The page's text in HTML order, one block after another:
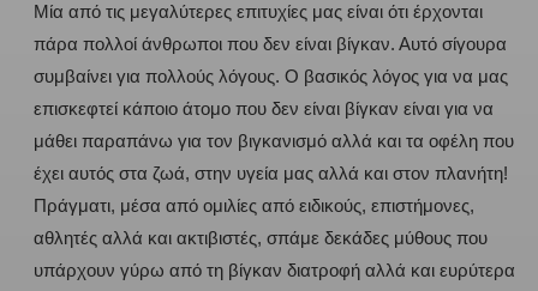
Μία από τις μεγαλύτερες επιτυχίες μας είναι ότι έρχονται
πάρα πολλοί άνθρωποι που δεν είναι βίγκαν. Αυτό σίγουρα
συμβαίνει για πολλούς λόγους. Ο βασικός λόγος για να μας
επισκεφτεί κάποιο άτομο που δεν είναι βίγκαν είναι για να
μάθει παραπάνω για τον βιγκανισμό αλλά και τα οφέλη που
έχει αυτός στα ζωά, στην υγεία μας αλλά και στον πλανήτη!
Πράγματι, μέσα από ομιλίες από ειδικούς, επιστήμονες,
αθλητές αλλά και ακτιβιστές, σπάμε δεκάδες μύθους που
υπάρχουν γύρω από τη βίγκαν διατροφή αλλά και ευρύτερα